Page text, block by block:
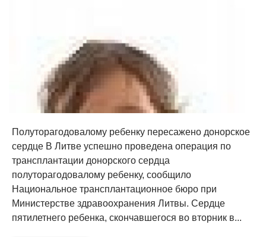
Полуторагодовалому ребенку пересажено донорское
сердце В Литве успешно проведена операция по
трансплантации донорского сердца
полуторагодовалому ребенку, сообщило
Национальное трансплантационное бюро при
Министерстве здравоохранения Литвы. Сердце
пятилетнего ребенка, скончавшегося во вторник в...